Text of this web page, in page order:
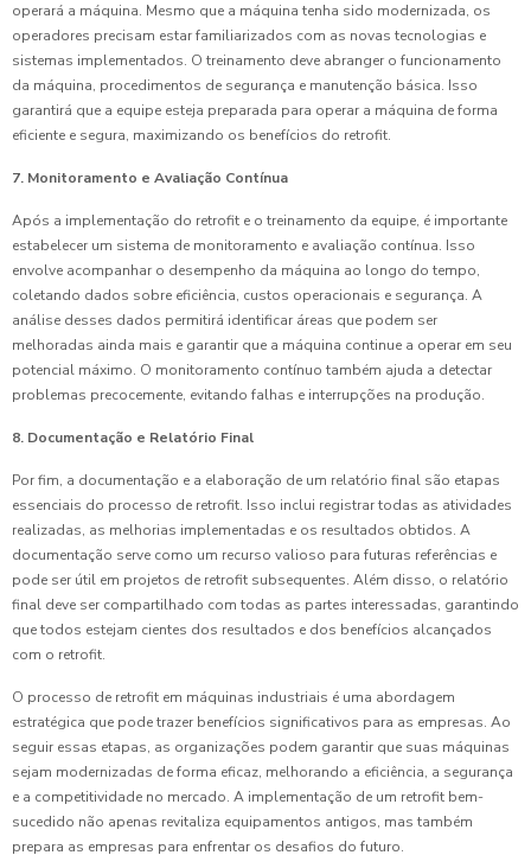
operará a máquina. Mesmo que a máquina tenha sido modernizada, os
operadores precisam estar familiarizados com as novas tecnologias e
sistemas implementados. O treinamento deve abranger o funcionamento
da máquina, procedimentos de segurança e manutenção básica. Isso
garantirá que a equipe esteja preparada para operar a máquina de forma
eficiente e segura, maximizando os benefícios do retrofit.
7. Monitoramento e Avaliação Contínua
Após a implementação do retrofit e o treinamento da equipe, é importante
estabelecer um sistema de monitoramento e avaliação contínua. Isso
envolve acompanhar o desempenho da máquina ao longo do tempo,
coletando dados sobre eficiência, custos operacionais e segurança. A
análise desses dados permitirá identificar áreas que podem ser
melhoradas ainda mais e garantir que a máquina continue a operar em seu
potencial máximo. O monitoramento contínuo também ajuda a detectar
problemas precocemente, evitando falhas e interrupções na produção.
8. Documentação e Relatório Final
Por fim, a documentação e a elaboração de um relatório final são etapas
essenciais do processo de retrofit. Isso inclui registrar todas as atividades
realizadas, as melhorias implementadas e os resultados obtidos. A
documentação serve como um recurso valioso para futuras referências e
pode ser útil em projetos de retrofit subsequentes. Além disso, o relatório
final deve ser compartilhado com todas as partes interessadas, garantindo
que todos estejam cientes dos resultados e dos benefícios alcançados
com o retrofit.
O processo de retrofit em máquinas industriais é uma abordagem
estratégica que pode trazer benefícios significativos para as empresas. Ao
seguir essas etapas, as organizações podem garantir que suas máquinas
sejam modernizadas de forma eficaz, melhorando a eficiência, a segurança
e a competitividade no mercado. A implementação de um retrofit bem-
sucedido não apenas revitaliza equipamentos antigos, mas também
prepara as empresas para enfrentar os desafios do futuro.